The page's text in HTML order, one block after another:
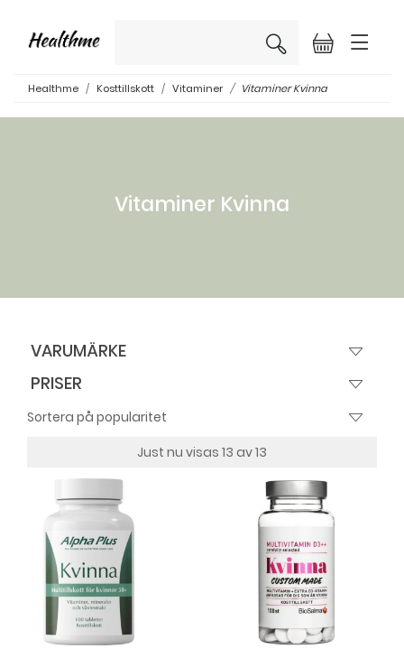
×
Healthme Kosttillskott Vitaminer Vitaminer Kvinna
Vitaminer Kvinna
VARUMÄRKE
PRISER
Just nu visas 13 av 13